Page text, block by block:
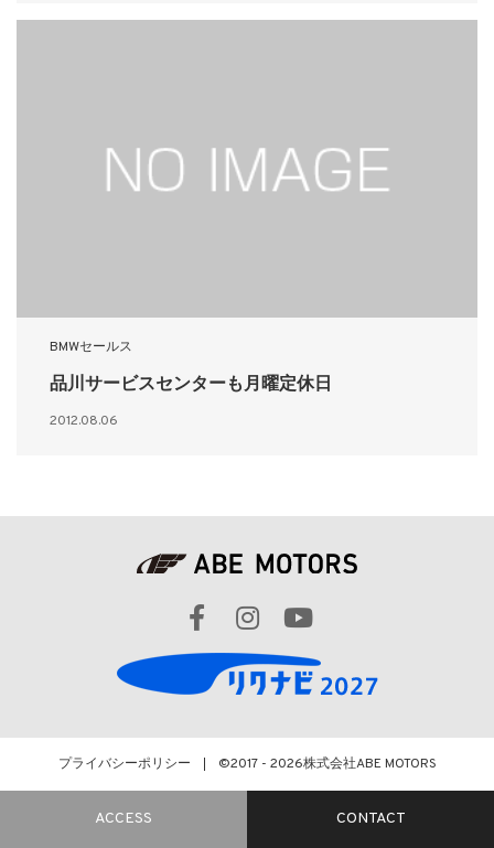
BMWセールス
品川サービスセンターも月曜定休日
2012.08.06
プライバシーポリシー ©2017 - 2026株式会社ABE MOTORS
ACCESS CONTACT